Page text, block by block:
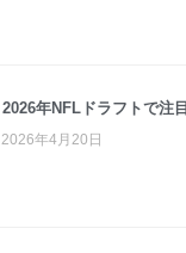
2026年NFLドラフトで注
2026年4月20日